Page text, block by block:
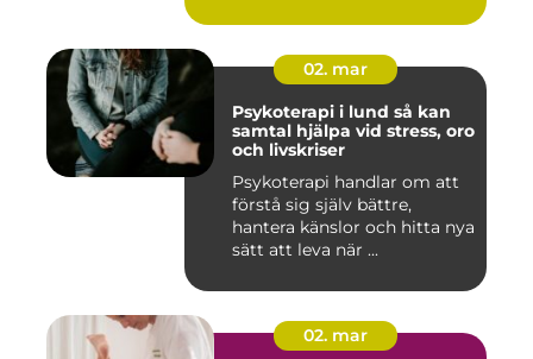
02. mar
Psykoterapi i lund så kan
samtal hjälpa vid stress, oro
och livskriser
Psykoterapi handlar om att
förstå sig själv bättre,
hantera känslor och hitta nya
sätt att leva när ...
02. mar